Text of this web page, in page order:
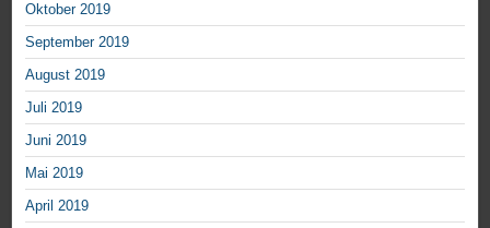
Oktober 2019
September 2019
August 2019
Juli 2019
Juni 2019
Mai 2019
April 2019